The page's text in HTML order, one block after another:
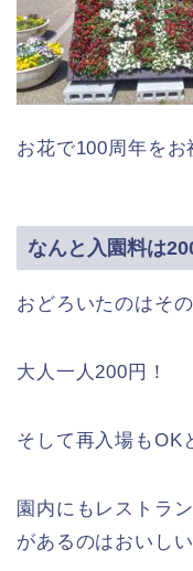
お花で100周年をお
なんと入園料は
おどろいたのはそ
大人一人200円！
そして再入場もOK
園内にもレストラ
があるのはおいし